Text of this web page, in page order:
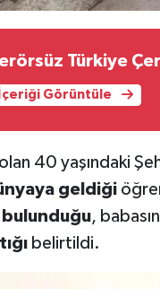
Türkiye
İçeriği Görüntüle
40 yaşındaki
geldiği
,
belirtildi.